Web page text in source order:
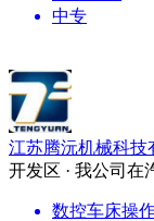
中专
江苏腾沅机械科技
开发区 · 我公司
数控车床操